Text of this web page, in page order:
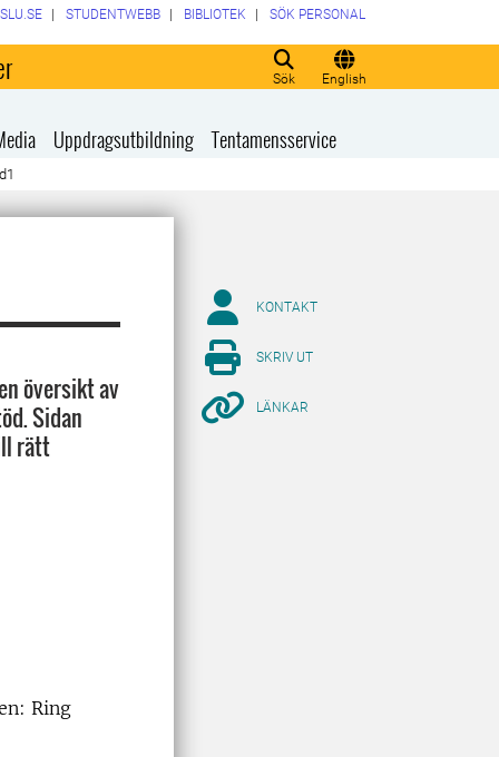
Sök English
SLU.SE STUDENTWEBB BIBLIOTEK SÖK PERSONAL
Uppdragsutbildning Tentamensservice
översikt av
Sidan
rätt
Ring
KONTAKT
SKRIV UT
LÄNKAR